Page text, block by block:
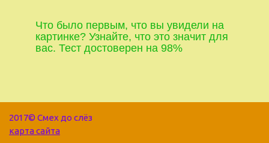
Что было первым, что вы увидели на
картинке? Узнайте, что это значит для
вас. Тест достоверен на 98%
2017© Смех до слёз
карта сайта